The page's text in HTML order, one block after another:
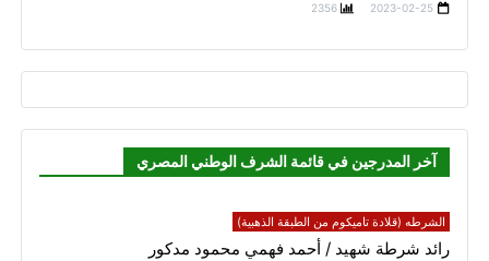
2023-02-25
2356
آخر المدرجين في قائمة الشرف الوطني المصري
الشرطه (قلادة تاميكوم من الطبقة الذهبية)
رائد شرطة شهيد / أحمد فهمي محمود مدكور